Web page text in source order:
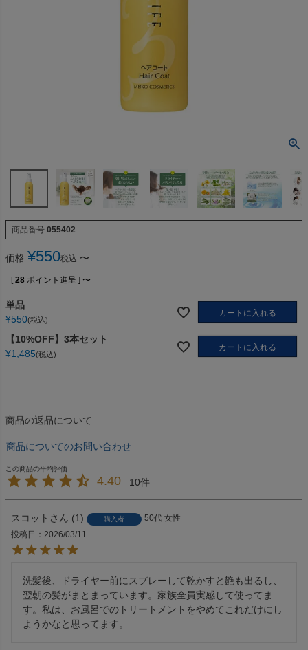
商品番号 055402
価格 ¥550税込 〜
[ 28 ポイント進呈 ] 〜
単品
¥550 税込
カートに入れる
【10%OFF】3本セット
¥1,485 税込
カートに入れる
商品の返品について
商品についてのお問い合わせ
4.40 10
スコット 1 購入者 50代 女性
投稿日
2026/03/11
洗髪後、ドライヤー前にスプレーして乾かすと艶も出るし、
翌朝の髪がまとまっています。家族全員実感して使ってま
す。私は、お風呂でのトリートメントをやめてこれだけにし
ようかなと思ってます。